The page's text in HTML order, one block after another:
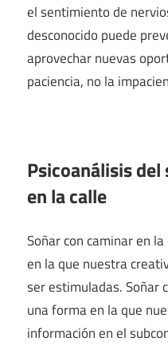
el sentimiento de
desconocido puede
aprovechar nuevas
paciencia, no la
Psicoanálisis
en la calle
Soñar con caminar en
en la que nuestra
ser estimuladas. Soñar
una forma en la que
información en el